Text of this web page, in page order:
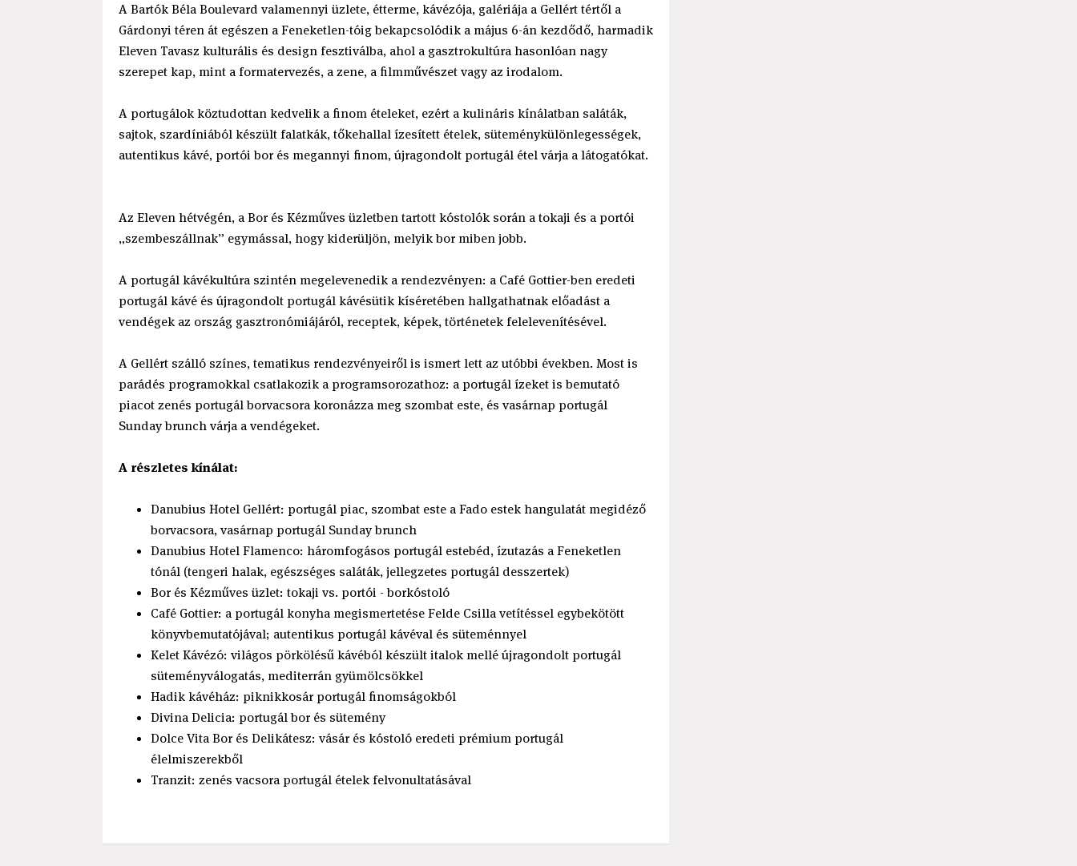
A Bartók Béla Boulevard valamennyi üzlete, étterme, kávézója, galériája a Gellért tértől a
Gárdonyi téren át egészen a Feneketlen-tóig bekapcsolódik a május 6-án kezdődő, harmadik
Eleven Tavasz kulturális és design fesztiválba, ahol a gasztrokultúra hasonlóan nagy
szerepet kap, mint a formatervezés, a zene, a filmművészet vagy az irodalom.
A portugálok köztudottan kedvelik a finom ételeket, ezért a kulináris kínálatban saláták,
sajtok, szardíniából készült falatkák, tőkehallal ízesített ételek, süteménykülönlegességek,
autentikus kávé, portói bor és megannyi finom, újragondolt portugál étel várja a látogatókat.
Az Eleven hétvégén, a Bor és Kézműves üzletben tartott kóstolók során a tokaji és a portói
„szembeszállnak” egymással, hogy kiderüljön, melyik bor miben jobb.
A portugál kávékultúra szintén megelevenedik a rendezvényen: a Café Gottier-ben eredeti
portugál kávé és újragondolt portugál kávésütik kíséretében hallgathatnak előadást a
vendégek az ország gasztronómiájáról, receptek, képek, történetek felelevenítésével.
A Gellért szálló színes, tematikus rendezvényeiről is ismert lett az utóbbi években. Most is
parádés programokkal csatlakozik a programsorozathoz: a portugál ízeket is bemutató
piacot zenés portugál borvacsora koronázza meg szombat este, és vasárnap portugál
Sunday brunch várja a vendégeket.
A részletes kínálat:
Danubius Hotel Gellért: portugál piac, szombat este a Fado estek hangulatát megidéző
borvacsora, vasárnap portugál Sunday brunch
Danubius Hotel Flamenco: háromfogásos portugál estebéd, ízutazás a Feneketlen
tónál (tengeri halak, egészséges saláták, jellegzetes portugál desszertek)
Bor és Kézműves üzlet: tokaji vs. portói - borkóstoló
Café Gottier: a portugál konyha megismertetése Felde Csilla vetítéssel egybekötött
könyvbemutatójával; autentikus portugál kávéval és süteménnyel
Kelet Kávézó: világos pörkölésű kávéból készült italok mellé újragondolt portugál
süteményválogatás, mediterrán gyümölcsökkel
Hadik kávéház: piknikkosár portugál finomságokból
Divina Delicia: portugál bor és sütemény
Dolce Vita Bor és Delikátesz: vásár és kóstoló eredeti prémium portugál
élelmiszerekből
Tranzit: zenés vacsora portugál ételek felvonultatásával